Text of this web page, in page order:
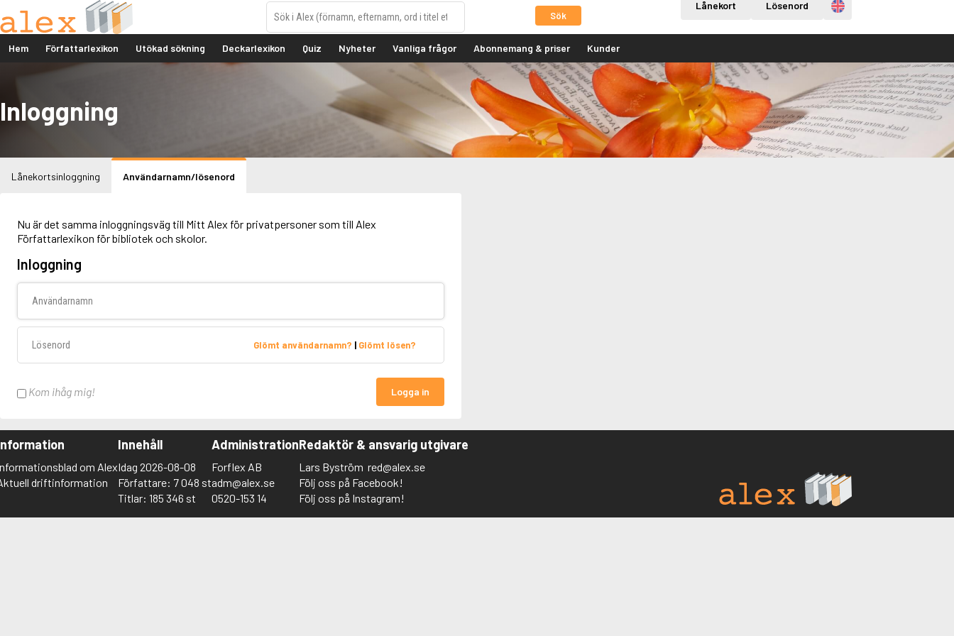
Sök
Lånekort Lösenord Engelska
Hem Författarlexikon Utökad sökning Deckarlexikon Quiz Nyheter Vanliga frågor Abonnemang & priser Kunder
Inloggning
Lånekortsinloggning Användarnamn/lösenord
Nu är det samma inloggningsväg till Mitt Alex för privatpersoner som till Alex
Författarlexikon för bibliotek och skolor.
Inloggning
Glömt användarnamn? | Glömt lösen?
Kom ihåg mig! Logga in
om Alex
driftinformation
Innehåll
Idag 2026-08-08
Författare: 7 048 st
Titlar: 185 346 st
Administration
Forflex AB
adm@alex.se
0520-153 14
Redaktör & ansvarig utgivare
Lars Byström red@alex.se
Följ oss på Facebook!
Följ oss på Instagram!